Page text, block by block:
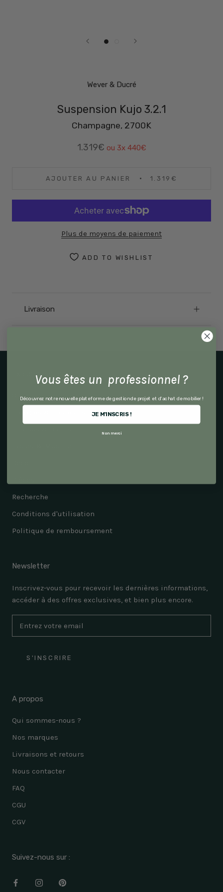
Wever & Ducré
Suspension Kujo 3.2.1
Champagne, 2700K
1.319€ ou 3x 440€
AJOUTER AU PANIER 1.319€
Plus de moyens de paiement
ADD TO WISHLIST
Livraison
Explorer par produit
Outdoor
Recherche
Conditions d'utilisation
Politique de remboursement
Newsletter
Inscrivez-vous pour recevoir les dernières informations,
accéder à des offres exclusives, et bien plus encore.
S'INSCRIRE
A propos
Qui sommes-nous ?
Nos marques
Livraisons et retours
Nous contacter
FAQ
CGU
CGV
Suivez-nous sur :
Vous êtes un professionnel ?
Découvrez notre nouvelle plateforme de gestion de projet et d'achat de mobilier !
JE M'INSCRIS !
Non merci